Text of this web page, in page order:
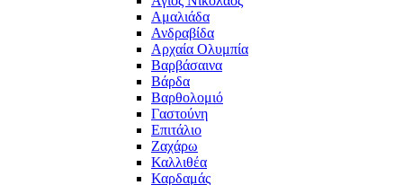
Αμαλιάδα
Ανδραβίδα
Αρχαία Ολυμπία
Βαρβάσαινα
Βάρδα
Βαρθολομιό
Γαστούνη
Επιτάλιο
Ζαχάρω
Καλλιθέα
Καρδαμάς